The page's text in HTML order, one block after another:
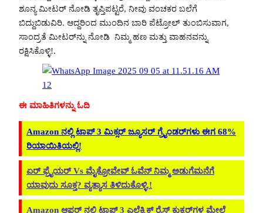
ಶೂನ್ಯ ಮೀಟರ್ ನೋಡಿ ತೃಪ್ತಿಪಟ್ಟರೆ, ನೀವು ವಂಚಕರ ಬಲೆಗೆ
ಬಿದ್ದುಬಿಡುವಿರಿ. ಆದ್ದರಿಂದ ಮುಂದಿನ ಬಾರಿ ಪೆಟ್ರೋಲ್ ತುಂಬಿಸುವಾಗ,
ಸಾಂದ್ರತೆ ಮೀಟರ್‌ನ್ನು ನೋಡಿ ನಿಮ್ಮ ಹಣ ಮತ್ತು ವಾಹನವನ್ನು
ರಕ್ಷಿಸಿಕೊಳ್ಳಿ!.
ಈ ಮಾಹಿತಿಗಳನ್ನು ಓದಿ
Amazon ನಲ್ಲಿ ಟಾಪ್ 3 ಮಿಕ್ಸರ್ ಜ್ಯೂಸರ್ ಗ್ರೈಂಡರ್‌ಗಳು ಈಗ 68%
ರಿಯಾಯಿತಿಯಲ್ಲಿ!
ಏರ್ ಫ್ರೈಯರ್ Vs ಮೈಕ್ರೋವೇವ್ ಓವೆನ್ ನಿಮ್ಮ ಅಡುಗೆಮನೆಗೆ
ಯಾವುದು ಸೂಕ್ತ? ವ್ಯತ್ಯಾಸ ತಿಳಿದುಕೊಳ್ಳಿ.!
Amazon ಆಫರ್ ನಲ್ಲಿ ಟಾಪ್ 3 ಎಲೆಕ್ಟ್ರಿಕ್ ರೈಸ್ ಕುಕ್ಕರ್‌ಗಳ ಮೇಲೆ